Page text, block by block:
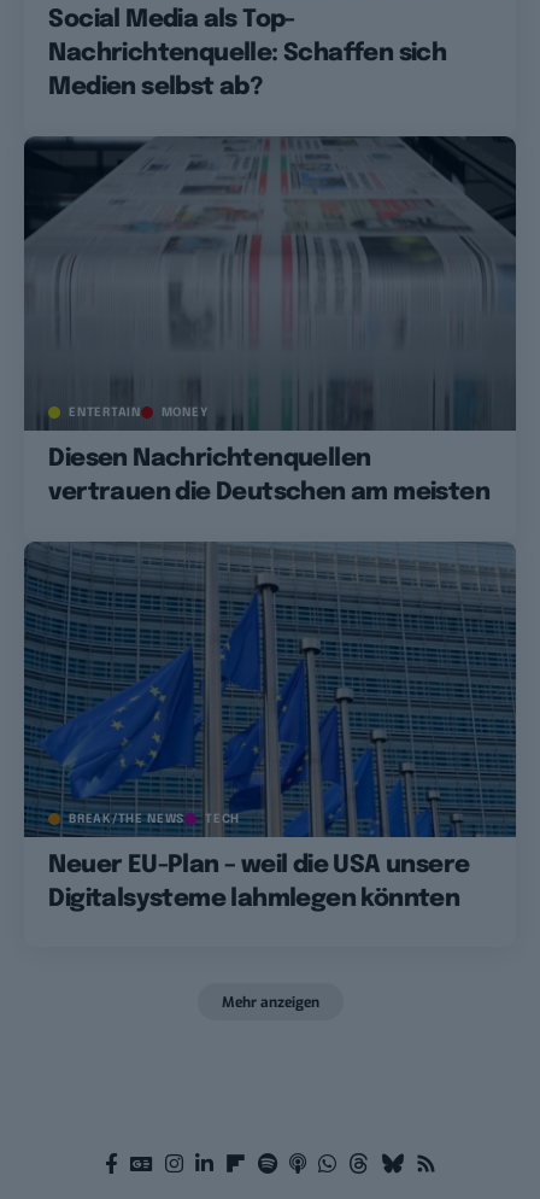
Social Media als Top-
Nachrichtenquelle: Schaffen sich
Medien selbst ab?
ENTERTAIN MONEY
Diesen Nachrichtenquellen
vertrauen die Deutschen am meisten
BREAK/THE NEWS TECH
Neuer EU-Plan – weil die USA unsere
Digitalsysteme lahmlegen könnten
Mehr anzeigen